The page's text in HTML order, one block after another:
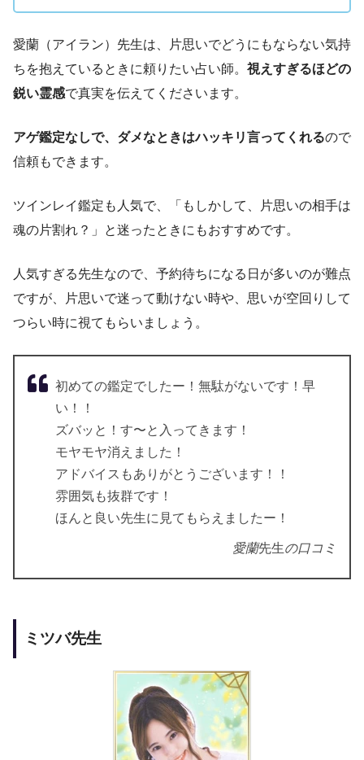
愛蘭（アイラン）先生は、片思いでどうにもならない気持
ちを抱えているときに頼りたい占い師。 視えすぎるほどの
鋭い霊感で真実を伝えてくださいます。
アゲ鑑定なしで、ダメなときはハッキリ言ってくれるので
信頼もできます。
ツインレイ鑑定も人気で、「もしかして、片思いの相手は
魂の片割れ？」と迷ったときにもおすすめです。
人気すぎる先生なので、予約待ちになる日が多いのが難点
ですが、片思いで迷って動けない時や、思いが空回りして
つらい時に視てもらいましょう。
初めての鑑定でしたー！無駄がないです！早
い！！
ズバッと！す〜と入ってきます！
モヤモヤ消えました！
アドバイスもありがとうございます！！
雰囲気も抜群です！
ほんと良い先生に見てもらえましたー！
愛蘭先生の口コミ
ミツバ先生